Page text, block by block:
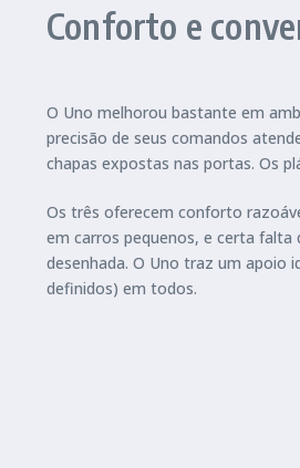
Conforto e
O Uno melhorou bastante em
precisão de seus comandos
chapas expostas nas portas. Os
Os três oferecem conforto
em carros pequenos, e certa
desenhada. O Uno traz um apoio
definidos) em todos.